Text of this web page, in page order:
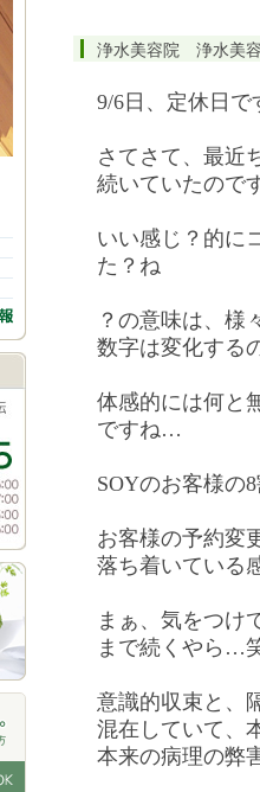
浄水美容院 浄水美
9/6日、定休日で
さてさて、最近
続いていたので
いい感じ？的に
た？ね
？の意味は、様
数字は変化する
体感的には何と
ですね…
SOYのお客様の
お客様の予約変
落ち着いている
まぁ、気をつけ
まで続くやら…
意識的収束と、
混在していて、
本来の病理の弊